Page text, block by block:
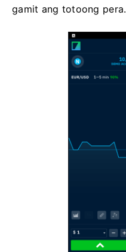
gamit ang totoong pera.